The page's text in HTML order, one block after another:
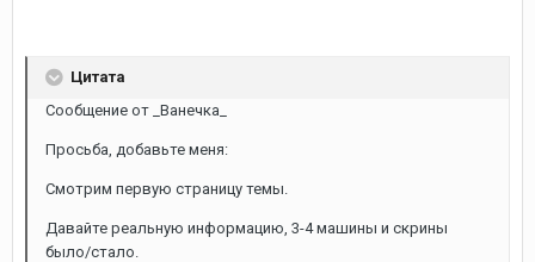
Цитата
Сообщение от _Ванечка_
Просьба, добавьте меня:
Смотрим первую страницу темы.
Давайте реальную информацию, 3-4 машины и скрины
было/стало.